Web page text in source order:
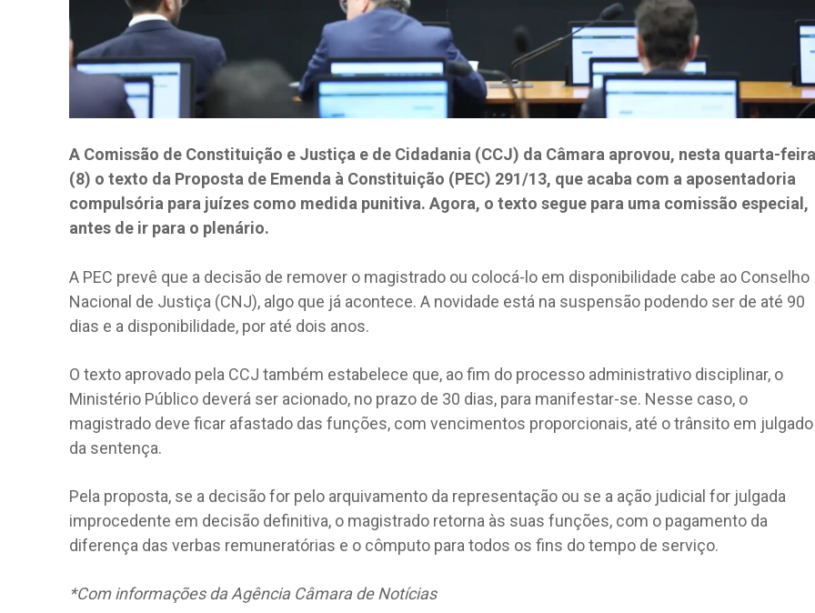
A Comissão de Constituição e Justiça e de Cidadania (CCJ) da Câmara aprovou, nesta quarta-feira
(8) o texto da Proposta de Emenda à Constituição (PEC) 291/13, que acaba com a aposentadoria
compulsória para juízes como medida punitiva. Agora, o texto segue para uma comissão especial,
antes de ir para o plenário.
A PEC prevê que a decisão de remover o magistrado ou colocá-lo em disponibilidade cabe ao Conselho
Nacional de Justiça (CNJ), algo que já acontece. A novidade está na suspensão podendo ser de até 90
dias e a disponibilidade, por até dois anos.
O texto aprovado pela CCJ também estabelece que, ao fim do processo administrativo disciplinar, o
Ministério Público deverá ser acionado, no prazo de 30 dias, para manifestar-se. Nesse caso, o
magistrado deve ficar afastado das funções, com vencimentos proporcionais, até o trânsito em julgado
da sentença.
Pela proposta, se a decisão for pelo arquivamento da representação ou se a ação judicial for julgada
improcedente em decisão definitiva, o magistrado retorna às suas funções, com o pagamento da
diferença das verbas remuneratórias e o cômputo para todos os fins do tempo de serviço.
*Com informações da Agência Câmara de Notícias